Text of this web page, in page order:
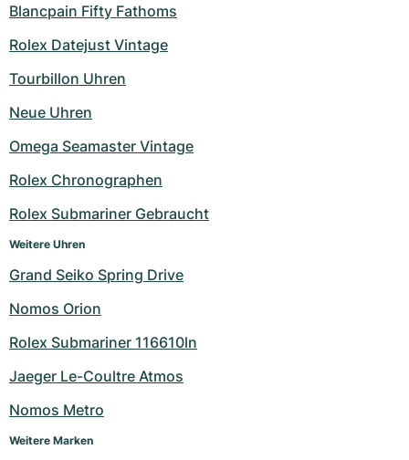
Blancpain Fifty Fathoms
Rolex Datejust Vintage
Tourbillon Uhren
Neue Uhren
Omega Seamaster Vintage
Rolex Chronographen
Rolex Submariner Gebraucht
Weitere Uhren
Grand Seiko Spring Drive
Nomos Orion
Rolex Submariner 116610ln
Jaeger Le-Coultre Atmos
Nomos Metro
Weitere Marken